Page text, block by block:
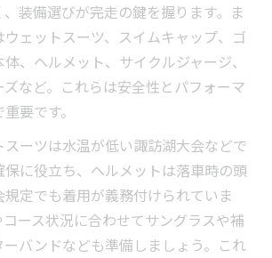
装備選びが完走の鍵を握ります。ま
ェットスーツ、スイムキャップ、ゴ
、ヘルメット、サイクルジャージ、
など。これらは安全性とパフォーマ
要です。
ーツは水温が低い諏訪湖大会などで
に役立ち、ヘルメットは落車時の頭
定でも着用が義務付けられていま
ース状況に合わせてサングラスや補
バンドなども準備しましょう。これ